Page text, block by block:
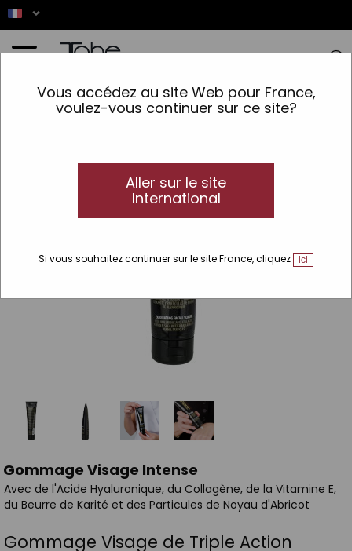
Vous accédez au site Web pour France,
voulez-vous continuer sur ce site?
Aller sur le site
International
Si vous souhaitez continuer sur le site France, cliquez ici
>Peau >Lignes > Intense Gommage Visage
Gommage Visage Intense
Avec de l'Acide Hyaluronique, du Collagène, de la Vitamine E,
du Beurre de Karité et des Particules de Noyau d'Abricot
Gommage Visage de Triple Action